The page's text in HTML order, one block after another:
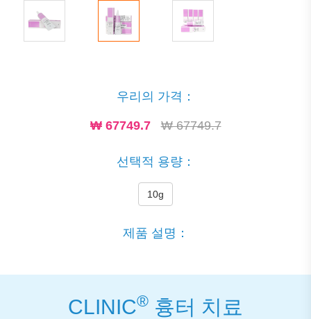
우리의 가격：
₩ 67749.7 ₩ 67749.7
선택적 용량：
10g
제품 설명：
CLINIC® 흉터 치료